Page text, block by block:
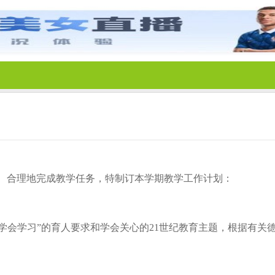
理地完成教学任务，特制订本学期教学工作计划：
会学习”的育人要求和学会关心的21世纪教育主题，根据有